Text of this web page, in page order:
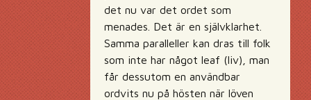
det nu var det ordet som
menades. Det är en självklarhet.
Samma paralleller kan dras till folk
som inte har något leaf (liv), man
får dessutom en användbar
ordvits nu på hösten när löven